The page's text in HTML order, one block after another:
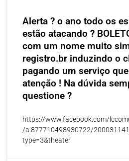
Alerta ? o ano todo os
estão atacando ?
com um nome muito
registro.br induzindo o
pagando um serviço
atenção ! Na dúvida
questione ?
https://www.facebook.com/
/a.877710498930722/
type=3&theater